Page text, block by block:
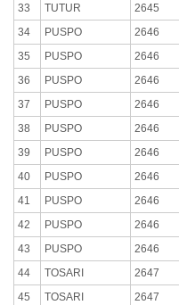
33
TUTUR 2645
34
PUSPO 2646
35
PUSPO 2646
36
PUSPO 2646
37
PUSPO 2646
38
PUSPO 2646
39
PUSPO 2646
40
PUSPO 2646
41
PUSPO 2646
42
PUSPO 2646
43
PUSPO 2646
44
TOSARI 2647
45
TOSARI 2647